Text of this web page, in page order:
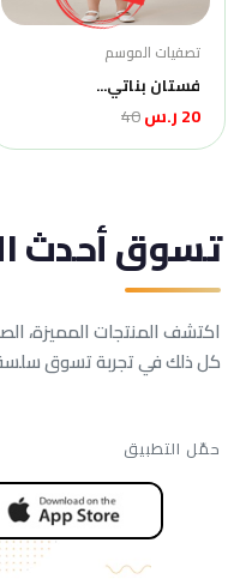
تصفيات الموسم
فستان بناتي...
20 ر.س 40
تسوق أحدث
اكتشف المنتجات المميزة،
كل ذلك في تجربة تسوق
حمّل التطبيق